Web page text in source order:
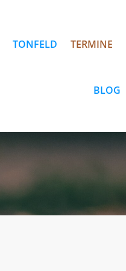
TONFELD TERMINE
BLOG